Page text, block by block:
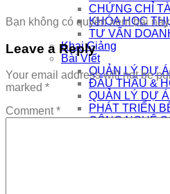
CHỨNG CHỈ
KHÓA HỌC
TƯ VẤN
Khai Giảng
Bài Viết
QUẢN LÝ DỰ
ĐẤU THẦU &
QUẢN LÝ DỰ
PHÁT TRIỂN
CÔNG NGHỆ
Bạn không có quyền xem bài này
Leave a Reply
Your email address will not be
marked *
Comment*